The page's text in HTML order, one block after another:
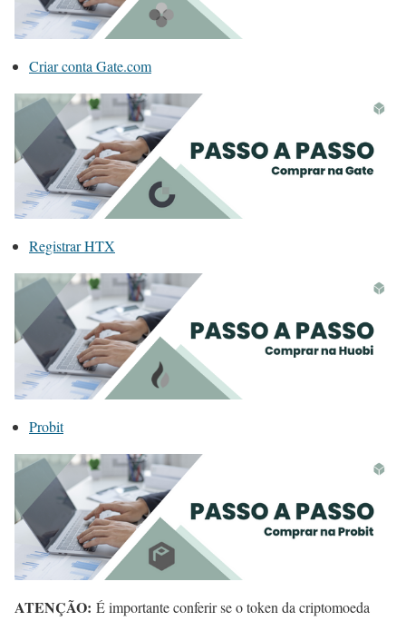
Criar conta Gate.com
Registrar HTX
Probit
ATENÇÃO: É importante conferir se o token da criptomoeda